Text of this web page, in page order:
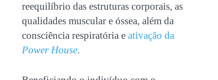
reequilíbrio das estruturas corporais, as
qualidades muscular e óssea, além da
consciência respiratória e ativação da
Power House.